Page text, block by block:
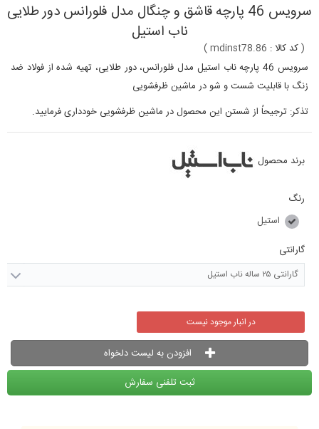
سرویس 46 پارچه قاشق و چنگال مدل فلورانس دور طلایی
ناب استیل
(کد کالا : mdinst78.86
)
سرویس 46 پارچه ناب استیل مدل فلورانس، دور طلایی، تهیه شده از فولاد ضد
زنگ با قابلیت شست و شو در ماشین ظرفشویی
تذکر: ترجیحاً از شستن این محصول در ماشین ظرفشویی خودداری فرمایید.
برند محصول
رنگ
استیل
گارانتی
گارانتی ۲۵ ساله ناب استیل
در انبار موجود نیست
افزودن به لیست دلخواه
ثبت تلفنی سفارش